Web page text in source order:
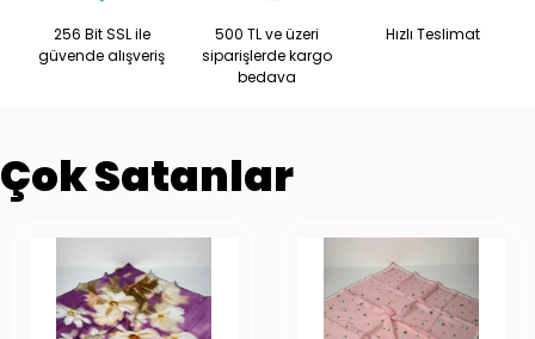
256 Bit SSL ile
güvende alışveriş
500 TL ve üzeri
siparişlerde kargo
bedava
Hızlı Teslimat
Çok Satanlar